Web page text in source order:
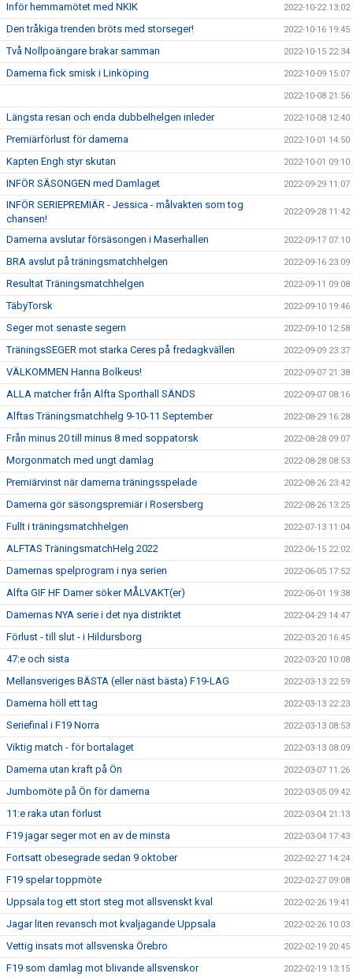
Inför hemmamötet med NKIK 2022-10-22 13:02
Den tråkiga trenden bröts med storseger! 2022-10-16 19:45
Två Nollpoängare brakar samman 2022-10-15 22:34
Damerna fick smisk i Linköping 2022-10-09 15:07
2022-10-08 21:56
Längsta resan och enda dubbelhelgen inleder 2022-10-08 12:40
Premiärförlust för damerna 2022-10-01 14:50
Kapten Engh styr skutan 2022-10-01 09:10
INFÖR SÄSONGEN med Damlaget 2022-09-29 11:07
INFÖR SERIEPREMIÄR - Jessica - målvakten som tog
chansen!
2022-09-28 11:42
Damerna avslutar försäsongen i Maserhallen 2022-09-17 07:10
BRA avslut på träningsmatchhelgen 2022-09-16 23:09
Resultat Träningsmatchhelgen 2022-09-11 09:08
TäbyTorsk 2022-09-10 19:46
Seger mot senaste segern 2022-09-10 12:58
TräningsSEGER mot starka Ceres på fredagkvällen 2022-09-09 23:37
VÄLKOMMEN Hanna Bolkeus! 2022-09-07 21:38
ALLA matcher från Alfta Sporthall SÄNDS 2022-09-07 08:16
Alftas Träningsmatchhelg 9-10-11 September 2022-08-29 16:28
Från minus 20 till minus 8 med soppatorsk 2022-08-28 09:07
Morgonmatch med ungt damlag 2022-08-28 08:53
Premiärvinst när damerna träningsspelade 2022-08-26 23:42
Damerna gör säsongspremiär i Rosersberg 2022-08-26 13:25
Fullt i träningsmatchhelgen 2022-07-13 11:04
ALFTAS TräningsmatchHelg 2022 2022-06-15 22:02
Damernas spelprogram i nya serien 2022-06-05 17:52
Alfta GIF HF Damer söker MÅLVAKT(er) 2022-06-01 19:38
Damernas NYA serie i det nya distriktet 2022-04-29 14:47
Förlust - till slut - i Hildursborg 2022-03-20 16:45
47:e och sista 2022-03-20 10:08
Mellansveriges BÄSTA (eller näst bästa) F19-LAG 2022-03-13 22:59
Damerna höll ett tag 2022-03-13 22:23
Seriefinal i F19 Norra 2022-03-13 08:53
Viktig match - för bortalaget 2022-03-13 08:09
Damerna utan kraft på Ön 2022-03-07 11:26
Jumbomöte på Ön för damerna 2022-03-05 09:42
11:e raka utan förlust 2022-03-04 21:13
F19 jagar seger mot en av de minsta 2022-03-04 17:43
Fortsatt obesegrade sedan 9 oktober 2022-02-27 14:24
F19 spelar toppmöte 2022-02-27 09:08
Uppsala tog ett stort steg mot allsvenskt kval 2022-02-26 19:41
Jagar liten revansch mot kvaljagande Uppsala 2022-02-26 10:03
Vettig insats mot allsvenska Örebro 2022-02-19 20:45
F19 som damlag mot blivande allsvenskor 2022-02-19 13:15